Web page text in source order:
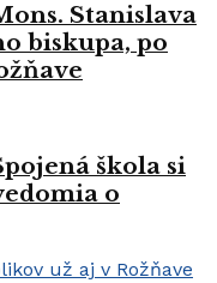
Stanislava
biskupa, po
škola si
o